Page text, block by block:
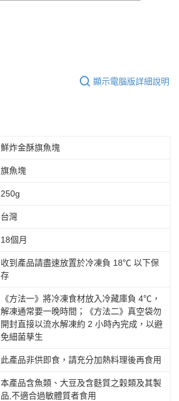
顯示電腦版詳細說明
鮮炸金酥旗魚塊
旗魚塊
250g
台灣
18個月
收到產品請盡速放置於冷凍負 18℃ 以下保
存
《方法一》將冷凍食材放入冷藏庫負 4℃，
解凍通常要一晚時間；《方法二》真空袋勿
開封直接以流水解凍約 2 小時內完成，以避
免細菌孳生
此產品非供即食，請充分加熱料理後再食用
本產品含魚類、大豆及含麩質之穀類及其製
品,不適合過敏體質者食用